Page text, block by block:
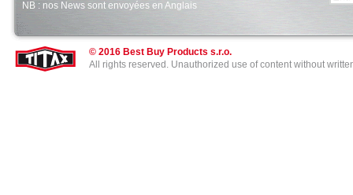
NB : nos News sont envoyées en Anglais
© 2016 Best Buy Products s.r.o.
All rights reserved. Unauthorized use of content without